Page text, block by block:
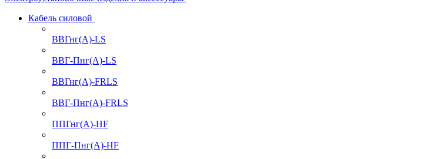
Кабель силовой
ВВГнг(А)-LS
ВВГ-Пнг(А)-LS
ВВГнг(А)-FRLS
ВВГ-Пнг(А)-FRLS
ППГнг(А)-HF
ППГ-Пнг(А)-HF